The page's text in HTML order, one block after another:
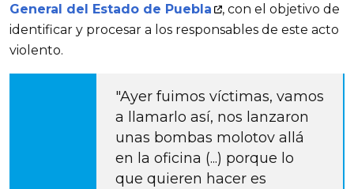
General del Estado de Puebla
, con el objetivo de
identificar y procesar a los responsables de este acto
violento.
"Ayer fuimos víctimas, vamos
a llamarlo así, nos lanzaron
unas bombas molotov allá
en la oficina (...) porque lo
que quieren hacer es